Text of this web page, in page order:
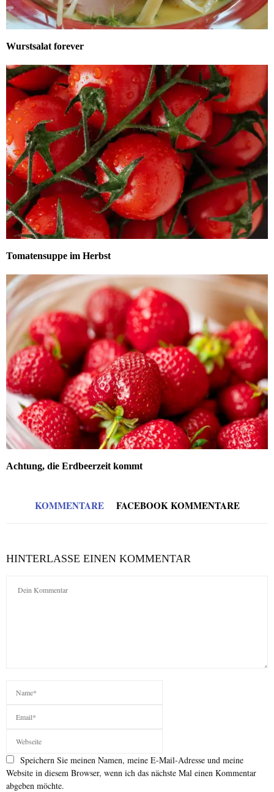
Wurstsalat forever
Tomatensuppe im Herbst
Achtung, die Erdbeerzeit kommt
KOMMENTARE FACEBOOK KOMMENTARE
HINTERLASSE EINEN KOMMENTAR
Speichern Sie meinen Namen, meine E-Mail-Adresse und meine
Website in diesem Browser, wenn ich das nächste Mal einen Kommentar
abgeben möchte.